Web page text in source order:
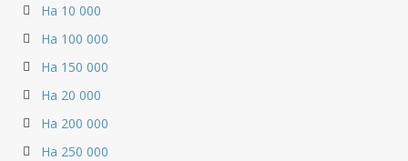
На 10 000
На 100 000
На 150 000
На 20 000
На 200 000
На 250 000